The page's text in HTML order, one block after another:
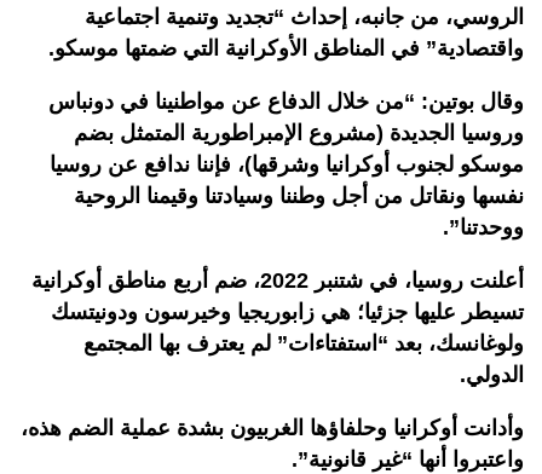
الروسي، من جانبه، إحداث “تجديد وتنمية اجتماعية
واقتصادية” في المناطق الأوكرانية التي ضمتها موسكو.
وقال بوتين: “من خلال الدفاع عن مواطنينا في دونباس
وروسيا الجديدة (مشروع الإمبراطورية المتمثل بضم
موسكو لجنوب أوكرانيا وشرقها)، فإننا ندافع عن روسيا
نفسها ونقاتل من أجل وطننا وسيادتنا وقيمنا الروحية
ووحدتنا”.
أعلنت روسيا، في شتنبر 2022، ضم أربع مناطق أوكرانية
تسيطر عليها جزئيا؛ هي زابوريجيا وخيرسون ودونيتسك
ولوغانسك، بعد “استفتاءات” لم يعترف بها المجتمع
الدولي.
وأدانت أوكرانيا وحلفاؤها الغربيون بشدة عملية الضم هذه،
واعتبروا أنها “غير قانونية”.